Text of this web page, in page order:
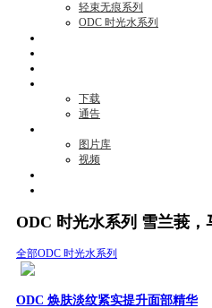
轻束无痕系列
ODC 时光水系列
下载
通告
图片库
视频
ODC 时光水系列 雪兰莪
全部ODC 时光水系列
ODC 焕肤淡纹紧实提升面部精华